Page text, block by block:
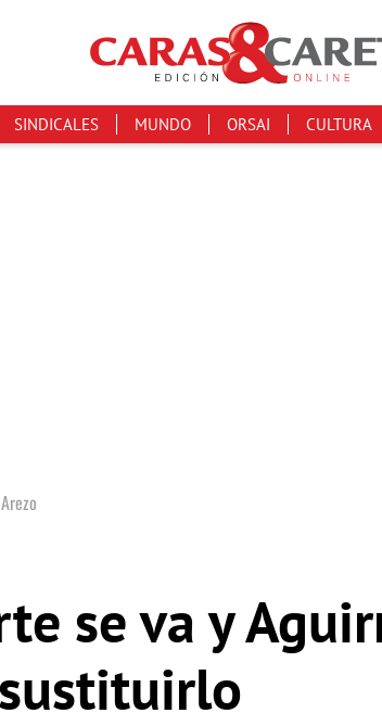
SINDICALES MUNDO ORSAI CULTURA
Arezo
se va y